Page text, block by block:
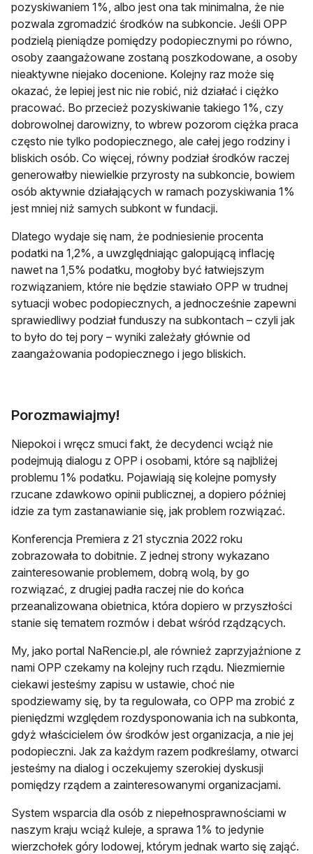
pozyskiwaniem 1%, albo jest ona tak minimalna, że nie
pozwala zgromadzić środków na subkoncie. Jeśli OPP
podzielą pieniądze pomiędzy podopiecznymi po równo,
osoby zaangażowane zostaną poszkodowane, a osoby
nieaktywne niejako docenione. Kolejny raz może się
okazać, że lepiej jest nic nie robić, niż działać i ciężko
pracować. Bo przecież pozyskiwanie takiego 1%, czy
dobrowolnej darowizny, to wbrew pozorom ciężka praca
często nie tylko podopiecznego, ale całej jego rodziny i
bliskich osób. Co więcej, równy podział środków raczej
generowałby niewielkie przyrosty na subkoncie, bowiem
osób aktywnie działających w ramach pozyskiwania 1%
jest mniej niż samych subkont w fundacji.
Dlatego wydaje się nam, że podniesienie procenta
podatki na 1,2%, a uwzględniając galopującą inflację
nawet na 1,5% podatku, mogłoby być łatwiejszym
rozwiązaniem, które nie będzie stawiało OPP w trudnej
sytuacji wobec podopiecznych, a jednocześnie zapewni
sprawiedliwy podział funduszy na subkontach – czyli jak
to było do tej pory – wyniki zależały głównie od
zaangażowania podopiecznego i jego bliskich.
Porozmawiajmy!
Niepokoi i wręcz smuci fakt, że decydenci wciąż nie
podejmują dialogu z OPP i osobami, które są najbliżej
problemu 1% podatku. Pojawiają się kolejne pomysły
rzucane zdawkowo opinii publicznej, a dopiero później
idzie za tym zastanawianie się, jak problem rozwiązać.
Konferencja Premiera z 21 stycznia 2022 roku
zobrazowała to dobitnie. Z jednej strony wykazano
zainteresowanie problemem, dobrą wolą, by go
rozwiązać, z drugiej padła raczej nie do końca
przeanalizowana obietnica, która dopiero w przyszłości
stanie się tematem rozmów i debat wśród rządzących.
My, jako portal NaRencie.pl, ale również zaprzyjaźnione z
nami OPP czekamy na kolejny ruch rządu. Niezmiernie
ciekawi jesteśmy zapisu w ustawie, choć nie
spodziewamy się, by ta regulowała, co OPP ma zrobić z
pieniędzmi względem rozdysponowania ich na subkonta,
gdyż właścicielem ów środków jest organizacja, a nie jej
podopieczni. Jak za każdym razem podkreślamy, otwarci
jesteśmy na dialog i oczekujemy szerokiej dyskusji
pomiędzy rządem a zainteresowanymi organizacjami.
System wsparcia dla osób z niepełnosprawnościami w
naszym kraju wciąż kuleje, a sprawa 1% to jedynie
wierzchołek góry lodowej, którym jednak warto się zająć.